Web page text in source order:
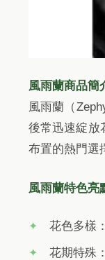
風雨蘭商品簡
風雨蘭（
後常迅速綻放
布置的熱門選
風雨蘭特色亮
花色多樣
花期特殊